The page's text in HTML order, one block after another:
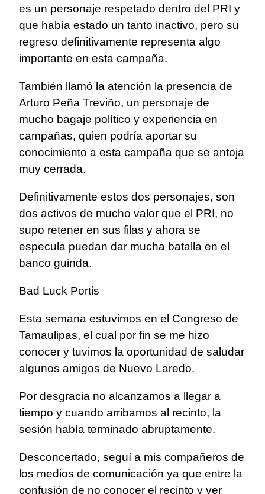
es un personaje respetado dentro del PRI y
que había estado un tanto inactivo, pero su
regreso definitivamente representa algo
importante en esta campaña.
También llamó la atención la presencia de
Arturo Peña Treviño, un personaje de
mucho bagaje político y experiencia en
campañas, quien podría aportar su
conocimiento a esta campaña que se antoja
muy cerrada.
Definitivamente estos dos personajes, son
dos activos de mucho valor que el PRI, no
supo retener en sus filas y ahora se
especula puedan dar mucha batalla en el
banco guinda.
Bad Luck Portis
Esta semana estuvimos en el Congreso de
Tamaulipas, el cual por fin se me hizo
conocer y tuvimos la oportunidad de saludar
algunos amigos de Nuevo Laredo.
Por desgracia no alcanzamos a llegar a
tiempo y cuando arribamos al recinto, la
sesión había terminado abruptamente.
Desconcertado, seguí a mis compañeros de
los medios de comunicación ya que entre la
confusión de no conocer el recinto y ver